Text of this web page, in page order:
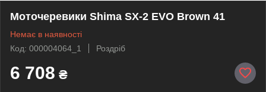
Моточеревики Shima SX-2 EVO Brown 41
Немає в наявності
Код: 000004064_1
Роздріб
6 708 ₴